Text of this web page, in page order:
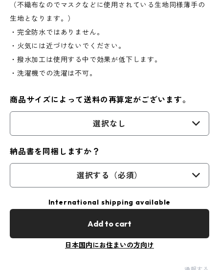
（不織布なのでマスクなどに使用されている生地同様薄手の
生地となります。）
・完全防水ではありません。
・火気には近づけないでください。
・撥水加工は使用する中で効果が低下します。
・洗濯機での洗濯は不可。
商品サイズによって送料の再算定がございます。
選択なし
納品書を同梱しますか？
選択する（必須）
International shipping available
Add to cart
日本国内にお住まいの方向け